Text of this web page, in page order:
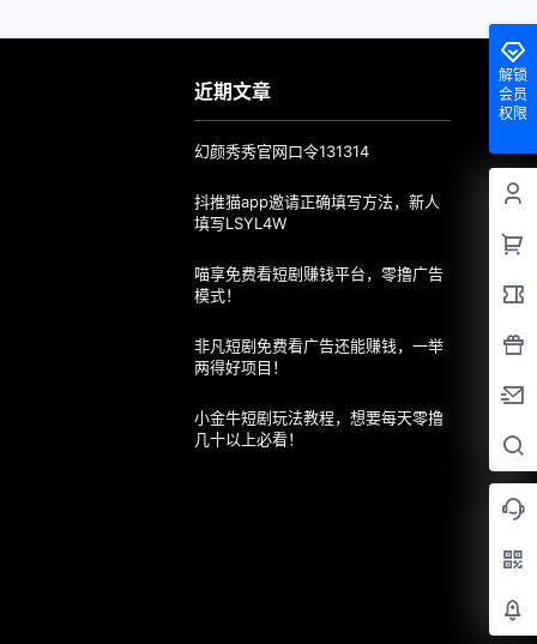
解锁
会员
权限
近期文章
幻颜秀秀官网口令131314
抖推猫app邀请正确填写方法，新人
填写LSYL4W
喵享免费看短剧赚钱平台，零撸广告
模式！
非凡短剧免费看广告还能赚钱，一举
两得好项目！
小金牛短剧玩法教程，想要每天零撸
几十以上必看！